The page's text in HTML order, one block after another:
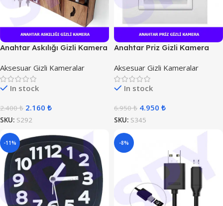
Anahtar Askılığı Gizli Kamera
Aksesuar Gizli Kameralar
In stock
2.400₺ 2.160 ₺
SKU: S292
Anahtar Priz Gizli Kamera
Aksesuar Gizli Kameralar
In stock
6.950₺ 4.950 ₺
SKU: S345
-11% -8%